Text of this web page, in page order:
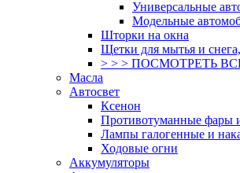
Универсальные
Модельные
Шторки на окна
Щетки для мытья и
> > > ПОСМОТРЕТЬ
Масла
Автосвет
Ксенон
Противотуманные фары
Лампы галогенные и
Ходовые огни
Аккумуляторы